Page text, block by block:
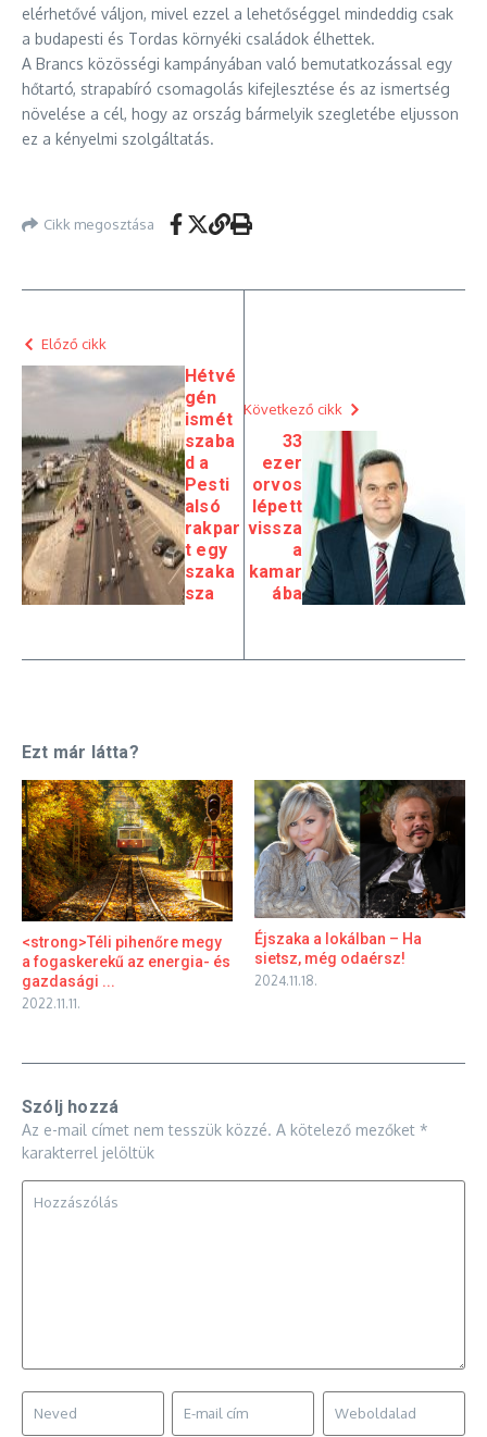
elérhetővé váljon, mivel ezzel a lehetőséggel mindeddig csak
a budapesti és Tordas környéki családok élhettek.
A Brancs közösségi kampányában való bemutatkozással egy
hőtartó, strapabíró csomagolás kifejlesztése és az ismertség
növelése a cél, hogy az ország bármelyik szegletébe eljusson
ez a kényelmi szolgáltatás.
Cikk megosztása
Előző cikk
Hétvé
gén
ismét
szaba
d a
Pesti
alsó
rakpar
t egy
szaka
sza
Következő cikk
33
ezer
orvos
lépett
vissza
a
kamar
ába
Ezt már látta?
<strong>Téli pihenőre megy
a fogaskerekű az energia- és
gazdasági ...
2022.11.11.
Éjszaka a lokálban – Ha
sietsz, még odaérsz!
2024.11.18.
Szólj hozzá
Az e-mail címet nem tesszük közzé. A kötelező mezőket *
karakterrel jelöltük